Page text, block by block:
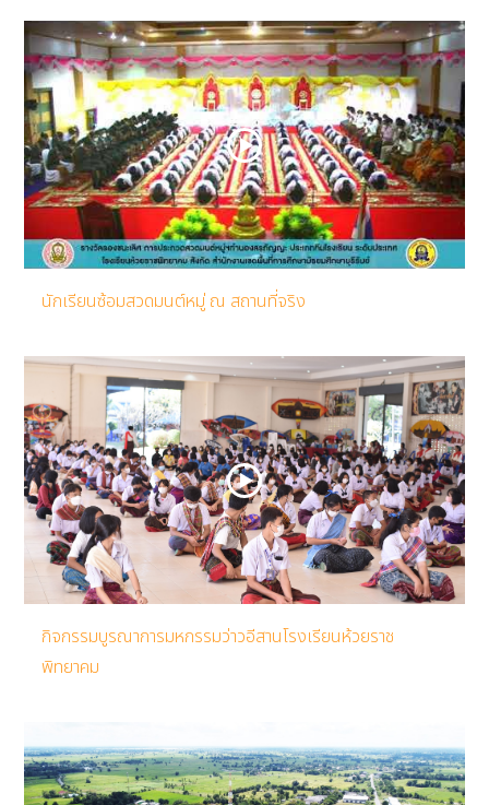
นักเรียนซ้อมสวดมนต์หมู่ ณ สถานที่จริง
กิจกรรมบูรณาการมหกรรมว่าวอีสานโรงเรียนห้วยราช
พิทยาคม